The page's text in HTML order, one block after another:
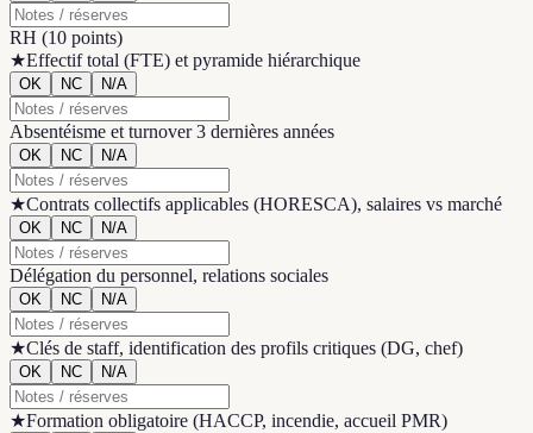
RH (10 points)
★Effectif total (FTE) et pyramide hiérarchique
OK NC N/A
Absentéisme et turnover 3 dernières années
OK NC N/A
★Contrats collectifs applicables (HORESCA), salaires vs marché
OK NC N/A
Délégation du personnel, relations sociales
OK NC N/A
★Clés de staff, identification des profils critiques (DG, chef)
OK NC N/A
★Formation obligatoire (HACCP, incendie, accueil PMR)